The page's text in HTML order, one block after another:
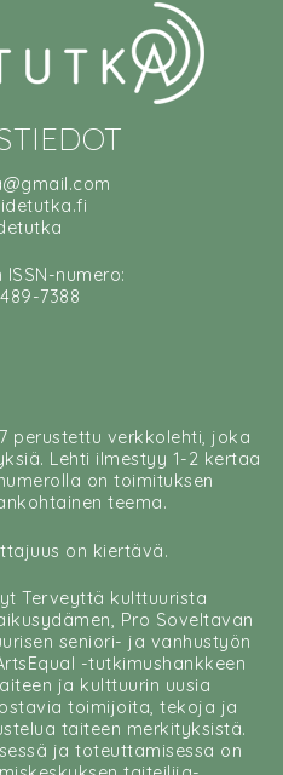
numero:
7388
perustettu verkkolehti, joka
Lehti ilmestyy 1-2 kertaa
on toimituksen
teema.
on kiertävä.
Terveyttä kulttuurista
Pro Soveltavan
seniori- ja vanhustyön
-tutkimushankkeen
ja kulttuurin uusia
toimijoita, tekoja ja
taiteen merkityksistä.
ja toteuttamisessa on